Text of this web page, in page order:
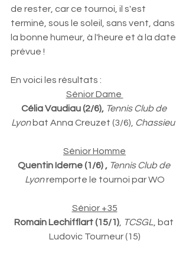
de rester, car ce tournoi, il s'est
terminé, sous le soleil, sans vent, dans
la bonne humeur, à l'heure et à la date
prévue !
En voici les résultats :
Sénior Dame
Célia Vaudiau (2/6), Tennis Club de
Lyon bat Anna Creuzet (3/6), Chassieu
Sénior Homme
Quentin Iderne (1/6) , Tennis Club de
Lyon remporte le tournoi par WO
Sénior +35
Romain Lechifflart (15/1), TCSGL , bat
Ludovic Tourneur (15)